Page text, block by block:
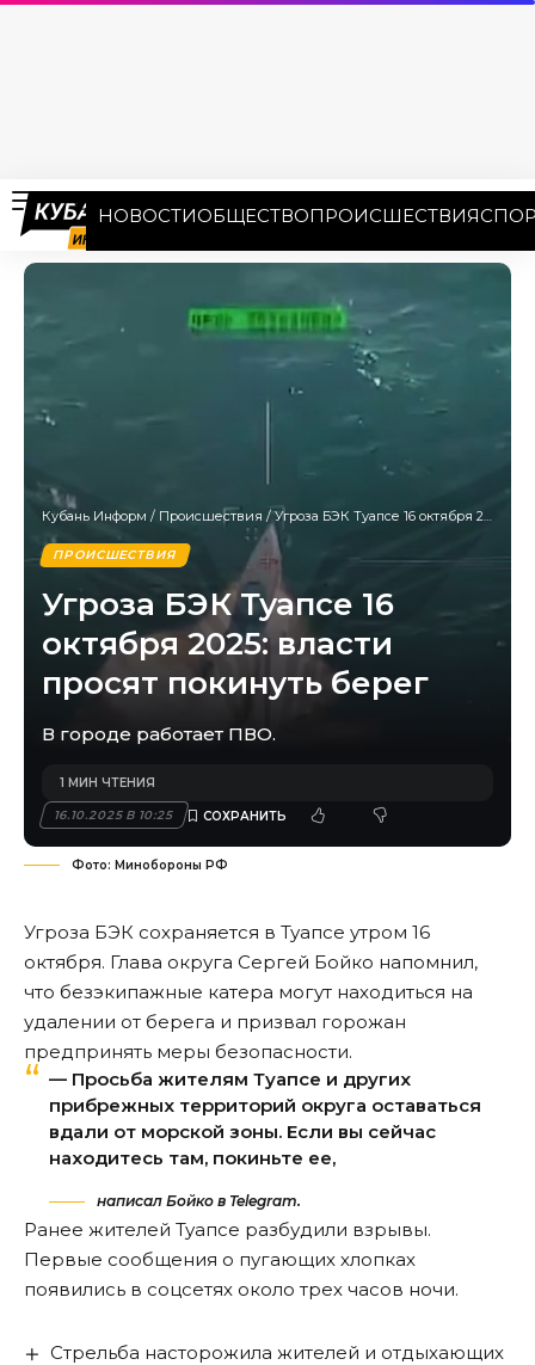
НОВОСТИОБЩЕСТВОПРОИСШЕСТВИЯ
Кубань Информ / Происшествия / Угроза БЭК Туапсе 16 октября 2025: власти просят покинуть берег
ПРОИСШЕСТВИЯ
Угроза БЭК Туапсе 16
октября 2025: власти
просят покинуть берег
В городе работает ПВО.
16.10.2025 В 10:25
1 МИН ЧТЕНИЯ
Фото: Минобороны РФ
Угроза БЭК сохраняется в Туапсе утром 16
октября. Глава округа Сергей Бойко напомнил,
что безэкипажные катера могут находиться на
удалении от берега и призвал горожан
предпринять меры безопасности.
— Просьба жителям Туапсе и других
прибрежных территорий округа оставаться
вдали от морской зоны. Если вы сейчас
находитесь там, покиньте ее,
написал Бойко в Telegram.
Ранее жителей Туапсе разбудили взрывы.
Первые сообщения о пугающих хлопках
появились в соцсетях около трех часов ночи.
Стрельба насторожила жителей и отдыхающих